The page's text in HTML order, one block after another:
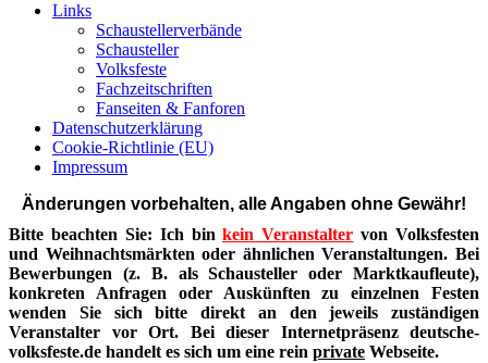
Links
Schaustellerverbände
Schausteller
Volksfeste
Fachzeitschriften
Fanseiten & Fanforen
Datenschutzerklärung
Cookie-Richtlinie (EU)
Impressum
Änderungen vorbehalten, alle Angaben ohne Gewähr!
Bitte beachten Sie: Ich binkein Veranstalter von Volksfesten
und Weihnachtsmärkten oder ähnlichen Veranstaltungen. Bei
Bewerbungen (z. B. als Schausteller oder Marktkaufleute),
konkreten Anfragen oder Auskünften zu einzelnen Festen
wenden Sie sich bitte direkt an den jeweils zuständigen
Veranstalter vor Ort. Bei dieser Internetpräsenz deutsche-
volksfeste.de handelt es sich um eine rein private Webseite.